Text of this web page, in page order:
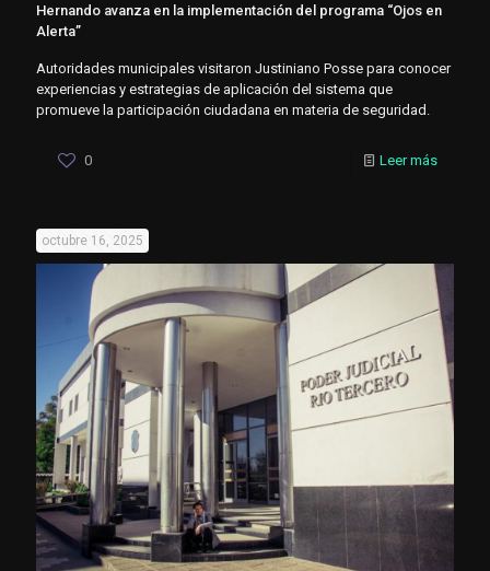
Hernando avanza en la implementación del programa “Ojos en
Alerta”
Autoridades municipales visitaron Justiniano Posse para conocer
experiencias y estrategias de aplicación del sistema que
promueve la participación ciudadana en materia de seguridad.
0 Leer más
octubre 16, 2025